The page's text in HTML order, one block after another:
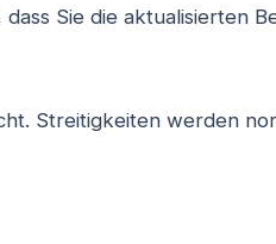
Sie die aktualisierten
Streitigkeiten werden